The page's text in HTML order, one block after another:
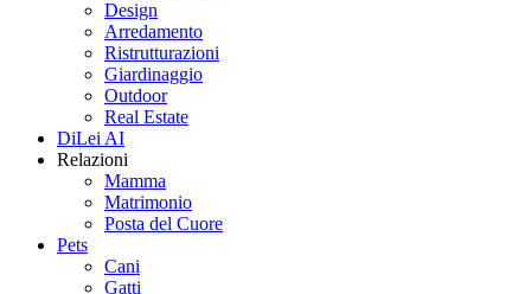
Design
Arredamento
Ristrutturazioni
Giardinaggio
Outdoor
Real Estate
DiLei AI
Relazioni
Mamma
Matrimonio
Posta del Cuore
Pets
Cani
Gatti